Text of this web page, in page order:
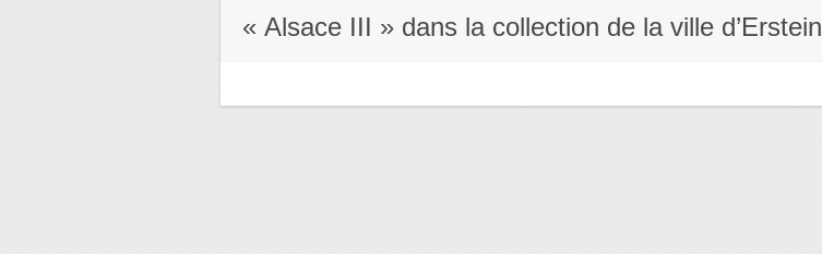
« Alsace III » dans la collection de la ville d’Erstein